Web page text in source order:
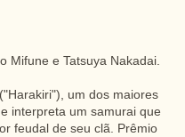
Mifune e Tatsuya Nakadai.
um dos maiores
interpreta um samurai que
feudal de seu clã. Prêmio